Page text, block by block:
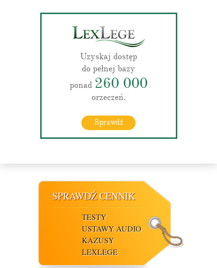
Uzyskaj dostęp
do pełnej bazy
ponad 260 000
orzeczeń.
Sprawdź
SPRAWDŹ CENNIK
TESTY
USTAWY AUDIO
KAZUSY
LEXLEGE